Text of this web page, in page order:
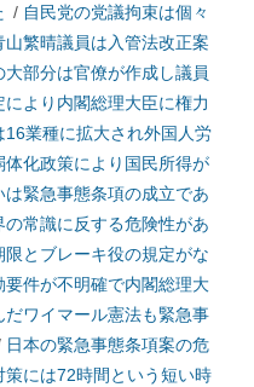
/ 自民党の党議拘束は個々
山繁晴議員は入管法改正案
大部分は官僚が作成し議員
により内閣総理大臣に権力
業種に拡大され外国人労
体化政策により国民所得が
は緊急事態条項の成立であ
常識に反する危険性があ
とブレーキ役の規定がな
件が不明確で内閣総理大
だワイマール憲法も緊急事
日本の緊急事態条項案の危
策には72時間という短い時